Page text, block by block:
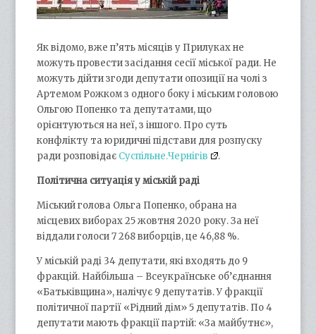
Як відомо, вже п’ять місяців у Прилуках не
можуть провести засідання сесії міської ради. Не
можуть дійти згоди депутати опозиції на чолі з
Артемом Рожком з одного боку і міським головою
Ольгою Попенко та депутатами, що
орієнтуються на неї, з іншого. Про суть
конфлікту та юридичні підстави для розпуску
ради розповідає Суспільне.Чернігів .
Політична ситуація у міській раді
Міський голова Ольга Попенко, обрана на
місцевих виборах 25 жовтня 2020 року. За неї
віддали голоси 7 268 виборців, це 46,88 %.
У міській раді 34 депутати, які входять до 9
фракцій. Найбільша – Всеукраїнське об’єднання
«Батьківщина», налічує 9 депутатів. У фракції
політичної партії «Рідний дім» 5 депутатів. По 4
депутати мають фракції партій: «За майбутнє»,